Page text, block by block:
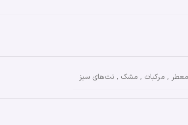
, مرکبات , مشک , نت‌های سبز